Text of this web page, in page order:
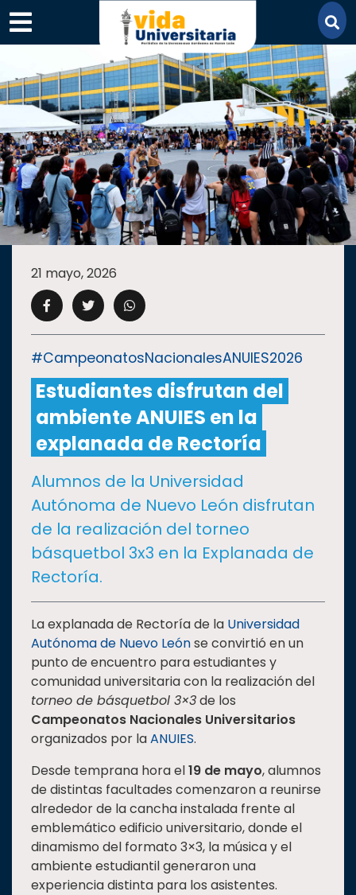
×
SECCIONES
ACADEMIA
CAMPUS UANL
CULTURA
DEPORTES
I+D+IEXPERTOS
SALUD
SUSTENTABILIDAD
TEMAS
Oferta
educativa
Estudiantes
Investigación
Internacionalización
Responsabilidad
Vinculación
21 mayo, 2026
#CampeonatosNacionalesANUIES2026
Estudiantes disfrutan del
ambiente ANUIES en la
explanada de Rectoría
Alumnos de la Universidad
Autónoma de Nuevo León disfrutan
de la realización del torneo
básquetbol 3x3 en la Explanada de
Rectoría.
La explanada de Rectoría de la Universidad
Autónoma de Nuevo Leónse convirtió en un
punto de encuentro para estudiantes y
comunidad universitaria con la realización del
torneo de básquetbol 3×3de los
Campeonatos Nacionales Universitarios
organizados por laANUIES.
Desde temprana hora el19 de mayo, alumnos
de distintas facultades comenzaron a reunirse
alrededor de la cancha instalada frente al
emblemático edificio universitario, donde el
dinamismo del formato 3×3, la música y el
ambiente estudiantil generaron una
experiencia distinta para los asistentes.